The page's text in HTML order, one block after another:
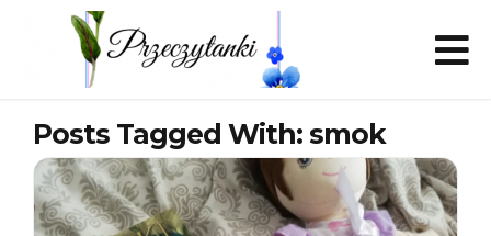
Posts Tagged With: smok